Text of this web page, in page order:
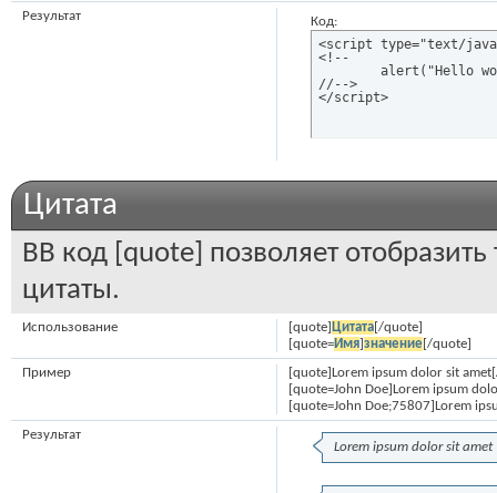
Код:
<script type="text/
<!--
//-->
</script>
Результат
Цитата
BB код [quote] позволяет
цитаты.
[quote] Цитата[/quote]
[quote=Имя]значение[/quote]
Использование
[quote]Lorem ipsum dolor sit
[quote=John Doe]Lorem ipsum
[quote=John Doe;75807]Lorem
Пример
Lorem ipsum dolor sit amet
Результат